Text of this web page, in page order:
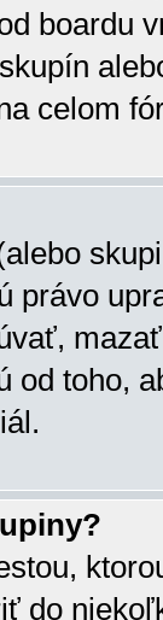
boardu
celom
právo
od toho,
do